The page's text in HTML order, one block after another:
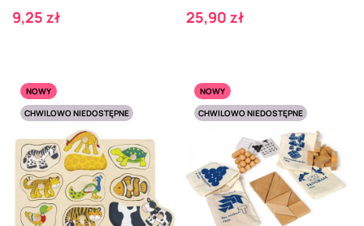
Cena
9,25 zł Cena
25,90 zł
NOWY
CHWILOWO NIEDOSTĘPNE
NOWY
CHWILOWO NIEDOSTĘPNE